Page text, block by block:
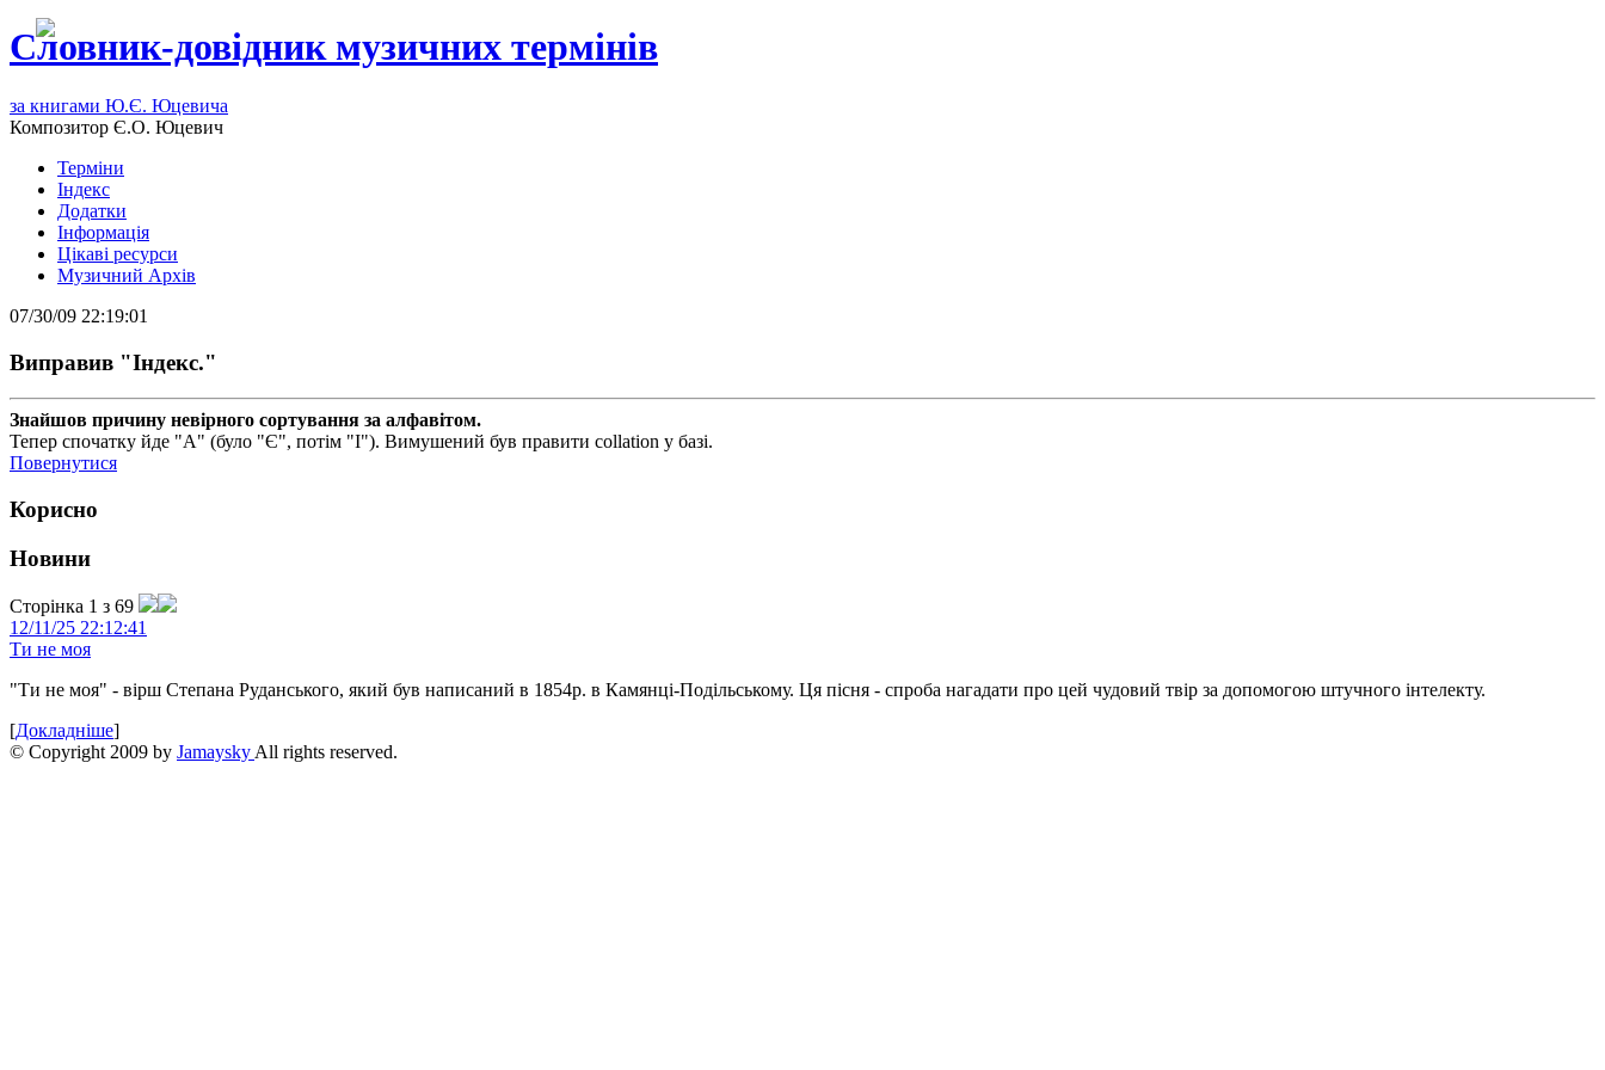
Словник-довідник музичних термінів
за книгами Ю.Є. Юцевича
Композитор Є.О. Юцевич
Терміни
Індекс
Додатки
Інформація
Цікаві ресурси
Музичний Архів
07/30/09 22:19:01
Виправив "Індекс."
Знайшов причину невірного сортування за алфавітом.
Тепер спочатку йде "А" (було "Є", потім "І"). Вимушений був правити collation у базі.
Повернутися
Корисно
Новини
Сторінка 1 з 69
12/11/25 22:12:41
Ти не моя
"Ти не моя" - вірш Степана Руданського, який був написаний в 1854р. в Камянці-Подільському. Ця пісня - спроба нагадати про цей чудовий твір за допомогою штучного інтелекту.
[Докладніше]
© Copyright 2009 by JamayskyAll rights reserved.